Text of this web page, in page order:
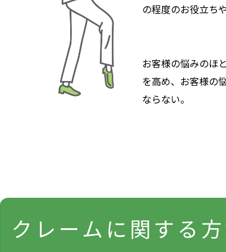
の程度のお役立ち
お客様の悩みのほ
を高め、お客様の
ならない。
クレームに関する